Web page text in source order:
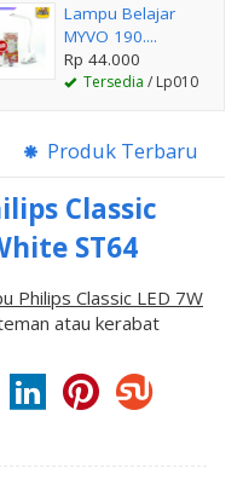
Lampu Belajar
MYVO 190....
Rp 44.000
Tersedia / Lp010
Produk Terbaru
Classic
ST64
Philips Classic LED 7W
atau kerabat